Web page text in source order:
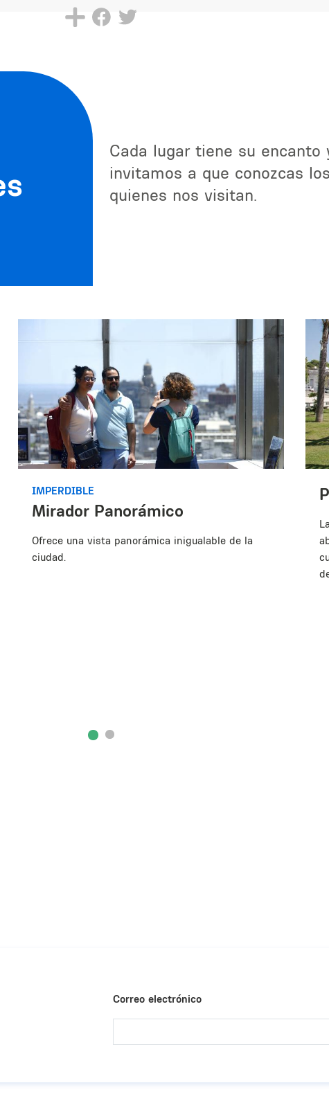
Cada lugar tiene su
invitamos a que conozcas
quienes nos visitan.
IMPERDIBLE
Mirador Panorámico
Ofrece una vista panorámica inigualable de la
ciudad.
Correo electrónico